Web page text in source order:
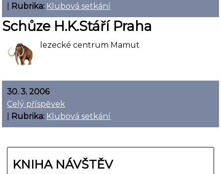
Rubrika: Klubová setkání
Schůze H.K.Stáří Praha
lezecké centrum Mamut
30. 3. 2006
Celý příspěvek
Rubrika: Klubová setkání
KNIHA NÁVŠTĚV